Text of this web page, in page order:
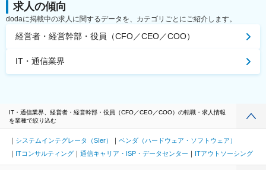
求人の傾向
dodaに掲載中の求人に関するデータを、カテゴリごとにご紹介します。
経営者・経営幹部・役員（CFO／CEO／COO）
IT・通信業界
IT・通信業界、経営者・経営幹部・役員（CFO／CEO／COO）の転職・求人情報
を業種で絞り込む
システムインテグレータ（SIer）
ベンダ（ハードウェア・ソフトウェア）
ITコンサルティング
通信キャリア・ISP・データセンター ITアウトソーシング